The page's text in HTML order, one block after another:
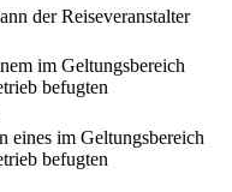
der Reiseveranstalter
im Geltungsbereich
befugten
eines im Geltungsbereich
befugten